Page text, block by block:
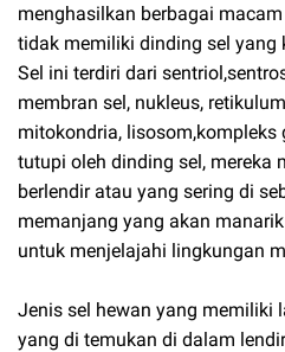
menghasilkan berbagai
tidak memiliki dinding sel yang
Sel ini terdiri dari
membran sel, nukleus,
mitokondria, lisosom,kompleks
tutupi oleh dinding sel, mereka
berlendir atau yang sering di
memanjang yang akan
untuk menjelajahi lingkungan
Jenis sel hewan yang memiliki
yang di temukan di dalam